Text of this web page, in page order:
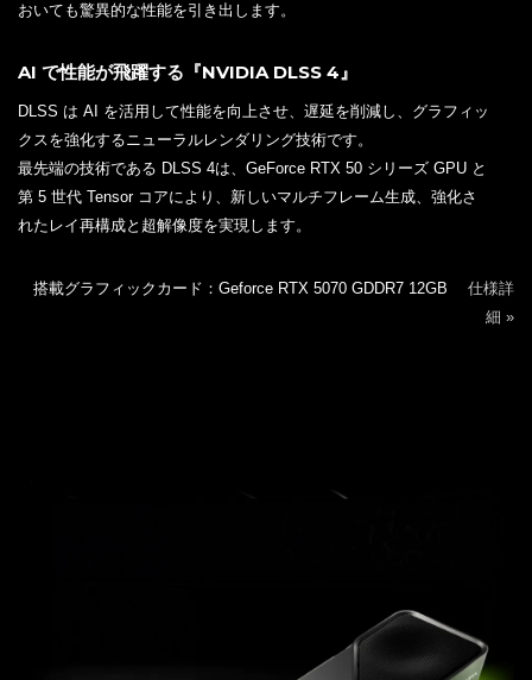
おいても驚異的な性能を引き出します。
AI で性能が飛躍する『NVIDIA DLSS 4』
DLSS は AI を活用して性能を向上させ、遅延を削減し、グラフィッ
クスを強化するニューラルレンダリング技術です。
最先端の技術である DLSS 4は、GeForce RTX 50 シリーズ GPU と
第 5 世代 Tensor コアにより、新しいマルチフレーム生成、強化さ
れたレイ再構成と超解像度を実現します。
搭載グラフィックカード：Geforce RTX 5070 GDDR7 12GB 仕様詳
細 »